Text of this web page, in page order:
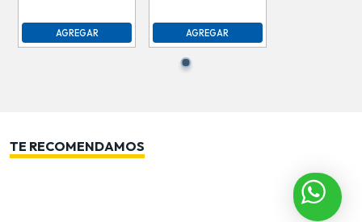
AGREGAR AGREGAR
TE RECOMENDAMOS